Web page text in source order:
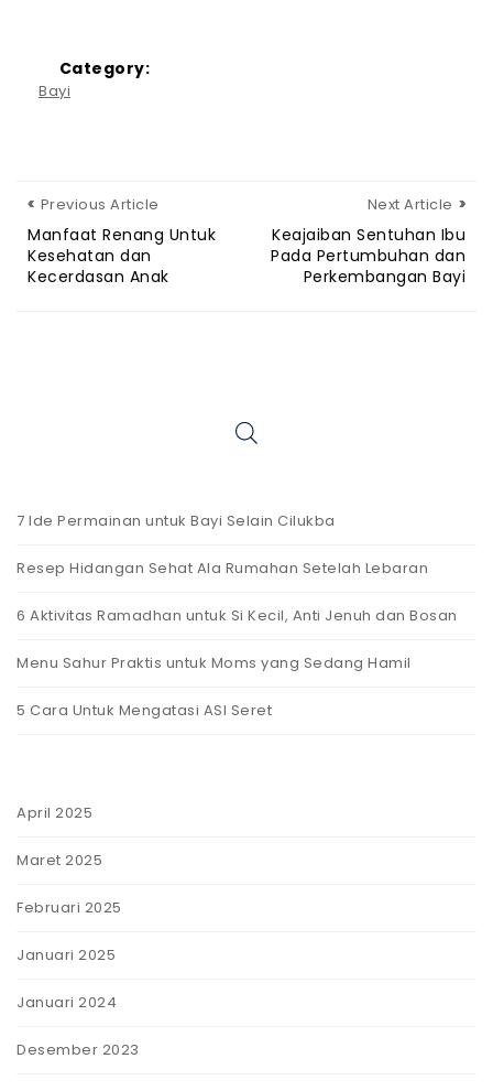
Category:
Bayi
Previous Article
Manfaat Renang Untuk
Kesehatan dan
Kecerdasan Anak
Next Article
Keajaiban Sentuhan Ibu
Pada Pertumbuhan dan
Perkembangan Bayi
7 Ide Permainan untuk Bayi Selain Cilukba
Resep Hidangan Sehat Ala Rumahan Setelah Lebaran
6 Aktivitas Ramadhan untuk Si Kecil, Anti Jenuh dan Bosan
Menu Sahur Praktis untuk Moms yang Sedang Hamil
5 Cara Untuk Mengatasi ASI Seret
April 2025
Maret 2025
Februari 2025
Januari 2025
Januari 2024
Desember 2023